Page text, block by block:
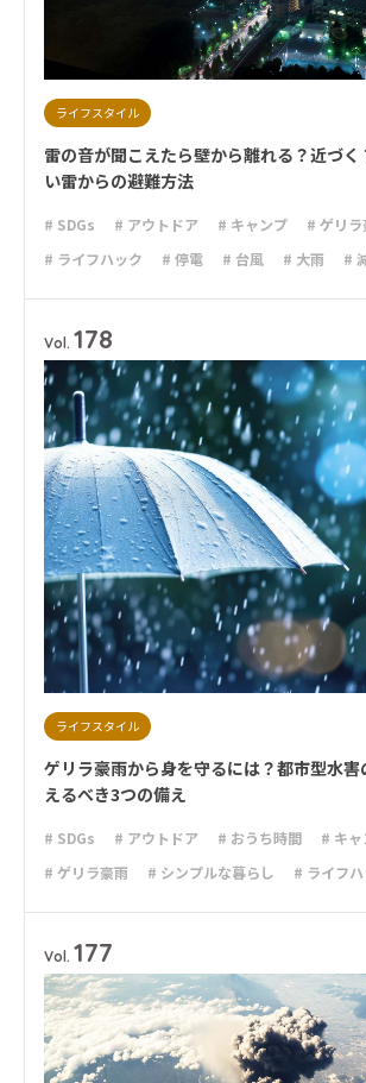
ライフスタイル
雷の音が聞こえたら壁から離れる？近づ
い雷からの避難方法
# SDGs # アウトドア # キャンプ
# ゲリラ
# ライフハック
# 停電 # 台風 # 大雨 #
Vol. 178
ライフスタイル
ゲリラ豪雨から身を守るには？都市型水害
えるべき3つの備え
# SDGs # アウトドア # おうち時間
# キ
# ゲリラ豪雨
# シンプルな暮らし # ライフ
# 防災グッズ
Vol. 177